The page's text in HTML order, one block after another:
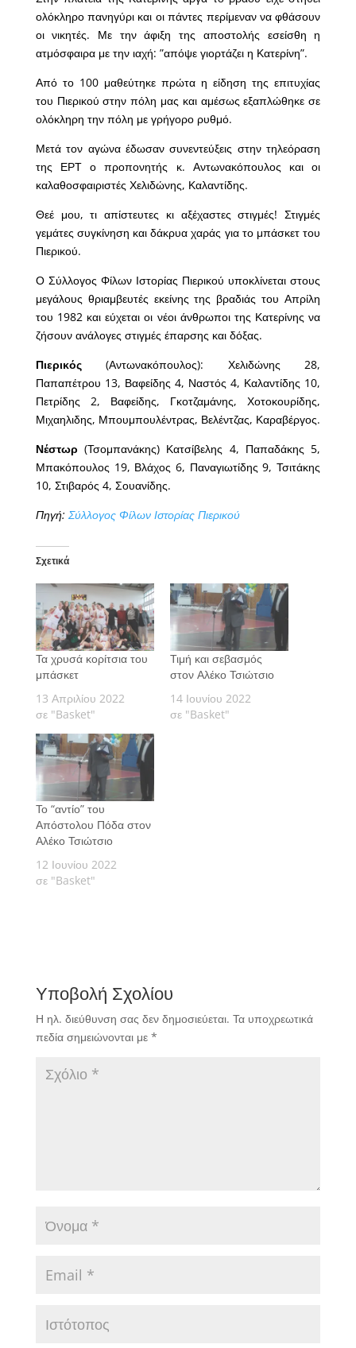
ολόκληρο πανηγύρι και οι πάντες περίμεναν να φθάσουν
οι νικητές. Με την άφιξη της αποστολής εσείσθη η
ατμόσφαιρα με την ιαχή: ”απόψε γιορτάζει η Κατερίνη”.
Από το 100 μαθεύτηκε πρώτα η είδηση της επιτυχίας
του Πιερικού στην πόλη μας και αμέσως εξαπλώθηκε σε
ολόκληρη την πόλη με γρήγορο ρυθμό.
Μετά τον αγώνα έδωσαν συνεντεύξεις στην τηλεόραση
της ΕΡΤ ο προπονητής κ. Αντωνακόπουλος και οι
καλαθοσφαιριστές Χελιδώνης, Καλαντίδης.
Θεέ μου, τι απίστευτες κι αξέχαστες στιγμές! Στιγμές
γεμάτες συγκίνηση και δάκρυα χαράς για το μπάσκετ του
Πιερικού.
Ο Σύλλογος Φίλων Ιστορίας Πιερικού υποκλίνεται στους
μεγάλους θριαμβευτές εκείνης της βραδιάς του Απρίλη
του 1982 και εύχεται οι νέοι άνθρωποι της Κατερίνης να
ζήσουν ανάλογες στιγμές έπαρσης και δόξας.
Πιερικός(Αντωνακόπουλος): Χελιδώνης 28,
Παπαπέτρου 13, Βαφείδης 4, Ναστός 4, Καλαντίδης 10,
Πετρίδης 2, Βαφείδης, Γκοτζαμάνης, Χοτοκουρίδης,
Μιχαηλιδης, Μπουμπουλέντρας, Βελέντζας, Καραβέργος.
Νέστωρ (Τσομπανάκης) Κατσίβελης 4, Παπαδάκης 5,
Μπακόπουλος 19, Βλάχος 6, Παναγιωτίδης 9, Τσιτάκης
10, Στιβαρός 4, Σουανίδης.
Πηγή: Σύλλογος Φίλων Ιστορίας Πιερικού
Σχετικά
Τα χρυσά κορίτσια του
μπάσκετ
13 Απριλίου 2022
σε "Basket"
Τιμή και σεβασμός
στον Αλέκο Τσιώτσιο
14 Ιουνίου 2022
σε "Basket"
Το “αντίο” του
Απόστολου Πόδα στον
Αλέκο Τσιώτσιο
12 Ιουνίου 2022
σε "Basket"
Υποβολή Σχολίου
Η ηλ. διεύθυνση σας δεν δημοσιεύεται. Τα υποχρεωτικά
πεδία σημειώνονται με *